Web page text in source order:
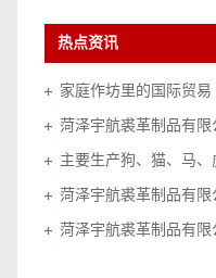
热点资讯
家庭作坊里的国际贸易
菏泽宇航裘革制品有
菏泽宇航裘革制品有限
菏泽宇航裘革制品有限